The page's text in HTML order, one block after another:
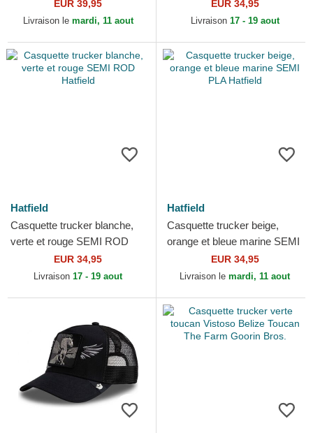
Needle
EUR 39,95
Livraison le mardi, 11 aout
EUR 34,95
Livraison 17 - 19 aout
Hatfield
Casquette trucker blanche,
verte et rouge SEMI ROD
EUR 34,95
Livraison 17 - 19 aout
Hatfield
Casquette trucker beige,
orange et bleue marine SEMI
PLA HatfieldEUR 34,95
Livraison le mardi, 11 aout